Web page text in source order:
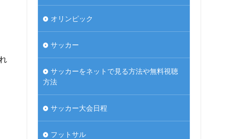
オリンピック
サッカー
サッカーをネットで見る方法や無料視聴
方法
サッカー大会日程
フットサル